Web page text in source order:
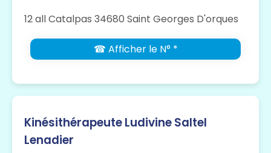
12 all Catalpas 34680 Saint Georges D'orques
☎ Afficher le N° *
Kinésithérapeute Ludivine Saltel
Lenadier